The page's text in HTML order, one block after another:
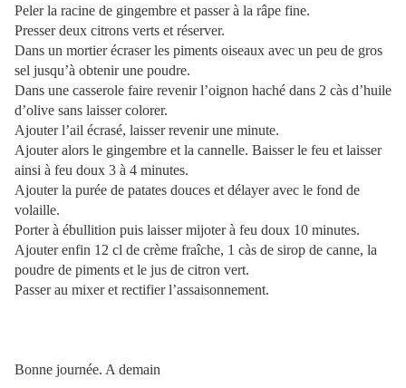
Peler la racine de gingembre et passer à la râpe fine.
Presser deux citrons verts et réserver.
Dans un mortier écraser les piments oiseaux avec un peu de gros
sel jusqu’à obtenir une poudre.
Dans une casserole faire revenir l’oignon haché dans 2 càs d’huile
d’olive sans laisser colorer.
Ajouter l’ail écrasé, laisser revenir une minute.
Ajouter alors le gingembre et la cannelle. Baisser le feu et laisser
ainsi à feu doux 3 à 4 minutes.
Ajouter la purée de patates douces et délayer avec le fond de
volaille.
Porter à ébullition puis laisser mijoter à feu doux 10 minutes.
Ajouter enfin 12 cl de crème fraîche, 1 càs de sirop de canne, la
poudre de piments et le jus de citron vert.
Passer au mixer et rectifier l’assaisonnement.
Bonne journée. A demain